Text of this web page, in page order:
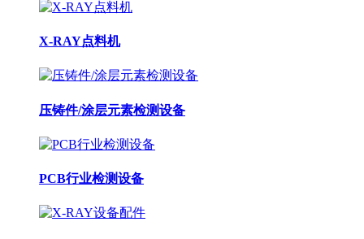
X-RAY点料机
压铸件/涂层元素检测设备
PCB行业检测设备